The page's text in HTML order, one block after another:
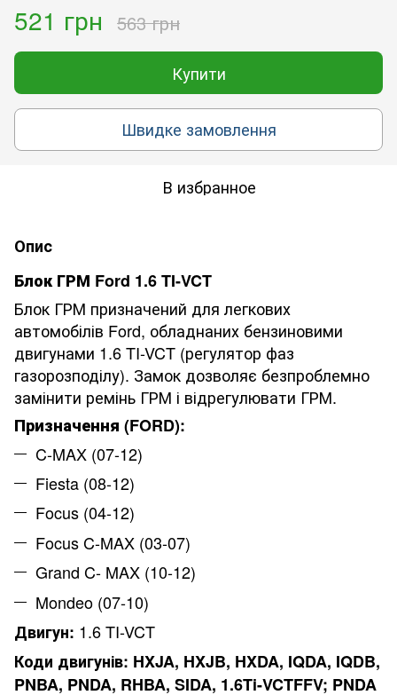
521 грн 563 грн
Купити
Швидке замовлення
В избранное
Опис
Блок ГРМ Ford 1.6 TI-VCT
Блок ГРМ призначений для легкових
автомобілів Ford, обладнаних бензиновими
двигунами 1.6 TI-VCT (регулятор фаз
газорозподілу). Замок дозволяє безпроблемно
замінити ремінь ГРМ і відрегулювати ГРМ.
Призначення (FORD):
C-MAX (07-12)
Fiesta (08-12)
Focus (04-12)
Focus C-MAX (03-07)
Grand C- MAX (10-12)
Mondeo (07-10)
Двигун: 1.6 TI-VCT
Коди двигунів: HXJA, HXJB, HXDA, IQDA, IQDB,
PNBA, PNDA, RHBA, SIDA, 1.6Ti-VCTFFV; PNDA